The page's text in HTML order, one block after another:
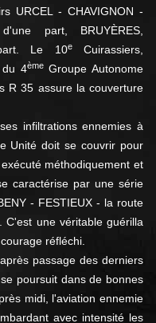
URCEL - CHAVIGNON -
part, BRUYÈRES,
part. Le 10eCuirassiers,
du 4èmeGroupe Autonome
R 35 assure la couverture
infiltrations ennemies à
Unité doit se couvrir pour
méthodiquement et
caractérise par une série
- FESTIEUX - la route
C'est une véritable guérilla
réfléchi.
passage des derniers
poursuit dans de bonnes
midi, l'aviation ennemie
avec intensité les